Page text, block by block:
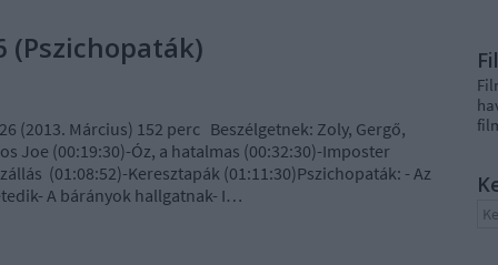
(Pszichopaták)
(2013. Március) 152 perc Beszélgetnek: Zoly, Gergő,
Joe (00:19:30)-Óz, a hatalmas (00:32:30)-Imposter
(01:08:52)-Keresztapák (01:11:30)Pszichopaták: - Az
A bárányok hallgatnak- I…